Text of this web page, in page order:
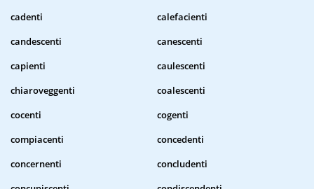
cadenti
calefacienti
candescenti
canescenti
capienti
caulescenti
chiaroveggenti
coalescenti
cocenti
cogenti
compiacenti
concedenti
concernenti
concludenti